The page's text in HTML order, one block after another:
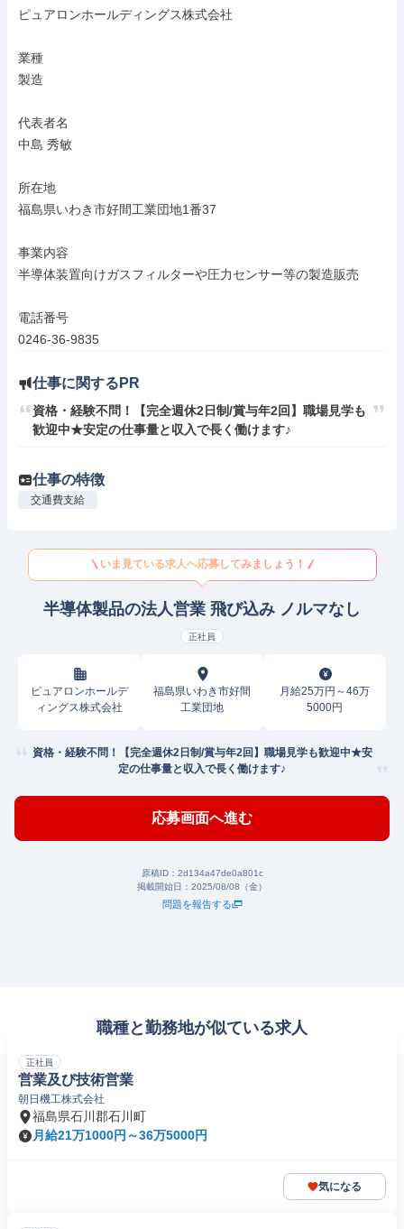
ピュアロンホールディングス株式会社
業種
製造
代表者名
中島 秀敏
所在地
福島県いわき市好間工業団地1番37
事業内容
半導体装置向けガスフィルターや圧力センサー等の製造販売
電話番号
0246-36-9835
仕事に関するPR
資格・経験不問！【完全週休2日制/賞与年2回】職場見学も
歓迎中★安定の仕事量と収入で長く働けます♪
仕事の特徴
交通費支給
いま見ている求人へ応募してみましょう！
半導体製品の法人営業 飛び込み ノルマなし
正社員
ピュアロンホールデ
ィングス株式会社
福島県いわき市好間
工業団地
月給25万円～46万
5000円
資格・経験不問！【完全週休2日制/賞与年2回】職場見学も歓迎中★安
定の仕事量と収入で長く働けます♪
応募画面へ進む
原稿ID： 2d134a47de0a801c
掲載開始日： 2025/08/08（金）
問題を報告する
職種と勤務地が似ている求人
正社員
営業及び技術営業
朝日機工株式会社
福島県石川郡石川町
月給21万1000円～36万5000円
気になる